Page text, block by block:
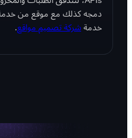
دمجه كذلك مع موقع من
خدمةشركة تصميم مواقع.